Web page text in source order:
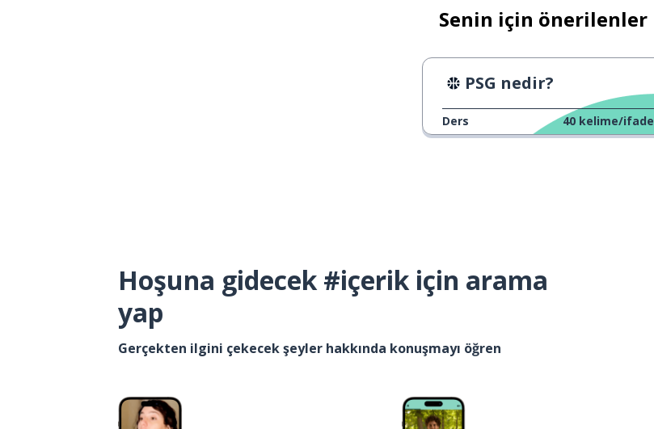
Senin için önerilenler
PSG nedir?
Ders 40 kelime/ifade
Hoşuna gidecek #içerik için arama
yap
Gerçekten ilgini çekecek şeyler hakkında konuşmayı öğren